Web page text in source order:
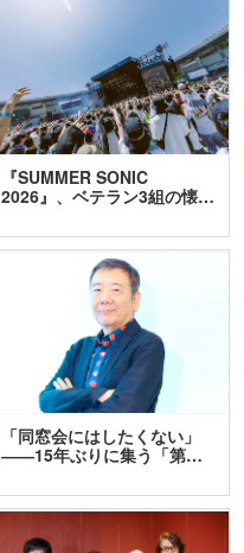
『SUMMER SONIC
2026』、ベテラン3組の懐…
「同窓会にはしたくない」
――15年ぶりに集う「第…